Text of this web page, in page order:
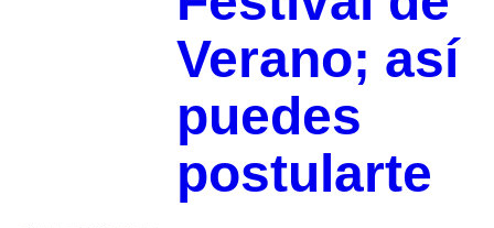
Verano; así
puedes
postularte